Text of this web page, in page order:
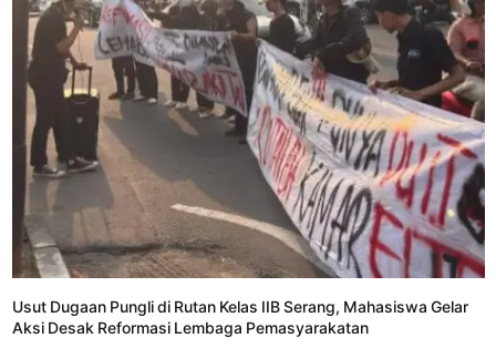
Usut Dugaan Pungli di Rutan Kelas IIB Serang, Mahasiswa Gelar
Aksi Desak Reformasi Lembaga Pemasyarakatan